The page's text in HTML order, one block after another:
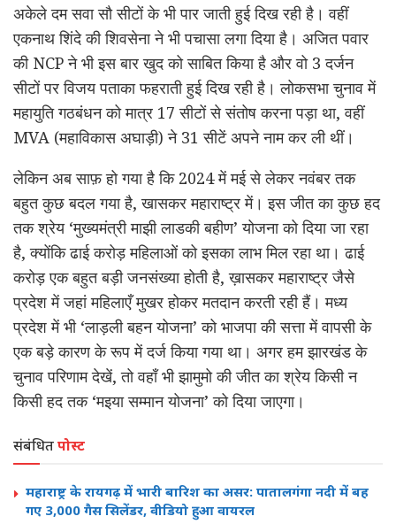
अकेले दम सवा सौ सीटों के भी पार जाती हुई दिख रही है। वहीं
एकनाथ शिंदे की शिवसेना ने भी पचासा लगा दिया है। अजित पवार
की NCP ने भी इस बार खुद को साबित किया है और वो 3 दर्जन
सीटों पर विजय पताका फहराती हुई दिख रही है। लोकसभा चुनाव में
महायुति गठबंधन को मात्र 17 सीटों से संतोष करना पड़ा था, वहीं
MVA (महाविकास अघाड़ी) ने 31 सीटें अपने नाम कर ली थीं।
लेकिन अब साफ़ हो गया है कि 2024 में मई से लेकर नवंबर तक
बहुत कुछ बदल गया है, खासकर महाराष्ट्र में। इस जीत का कुछ हद
तक श्रेय ‘मुख्यमंत्री माझी लाडकी बहीण’ योजना को दिया जा रहा
है, क्योंकि ढाई करोड़ महिलाओं को इसका लाभ मिल रहा था। ढाई
करोड़ एक बहुत बड़ी जनसंख्या होती है, ख़ासकर महाराष्ट्र जैसे
प्रदेश में जहां महिलाएँ मुखर होकर मतदान करती रही हैं। मध्य
प्रदेश में भी ‘लाड़ली बहन योजना’ को भाजपा की सत्ता में वापसी के
एक बड़े कारण के रूप में दर्ज किया गया था। अगर हम झारखंड के
चुनाव परिणाम देखें, तो वहाँ भी झामुमो की जीत का श्रेय किसी न
किसी हद तक ‘मइया सम्मान योजना’ को दिया जाएगा।
संबंधितपोस्ट
महाराष्ट्र के रायगढ़ में भारी बारिश का असर: पातालगंगा नदी में बह
गए 3,000 गैस सिलेंडर, वीडियो हुआ वायरल